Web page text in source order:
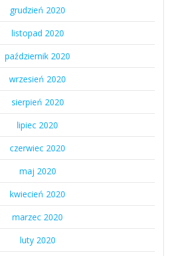
grudzień 2020
listopad 2020
październik 2020
wrzesień 2020
sierpień 2020
lipiec 2020
czerwiec 2020
maj 2020
kwiecień 2020
marzec 2020
luty 2020